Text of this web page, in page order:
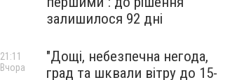
залишилося 92 дні
"Дощі, небезпечна негода,
град та шквали вітру до 15-
21:11
Вчора